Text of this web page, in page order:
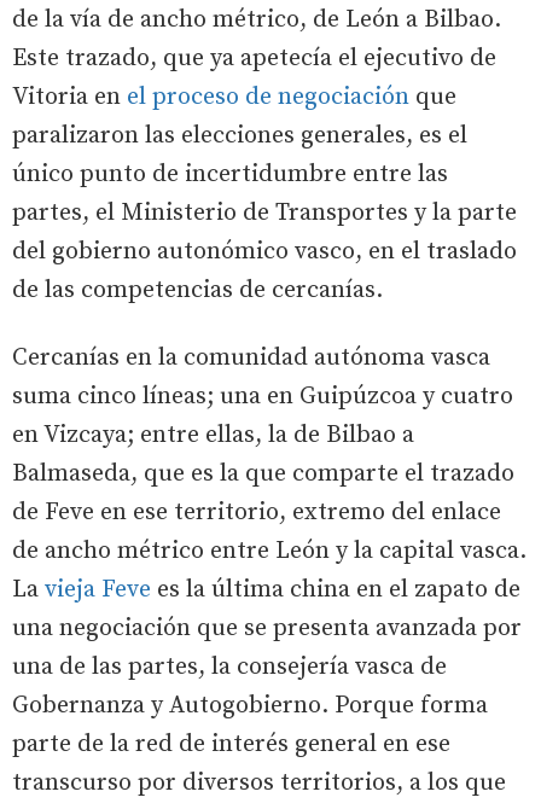
de la vía de ancho métrico, de León a Bilbao.
Este trazado, que ya apetecía el ejecutivo de
Vitoria en el proceso de negociación que
paralizaron las elecciones generales, es el
único punto de incertidumbre entre las
partes, el Ministerio de Transportes y la parte
del gobierno autonómico vasco, en el traslado
de las competencias de cercanías.
Cercanías en la comunidad autónoma vasca
suma cinco líneas; una en Guipúzcoa y cuatro
en Vizcaya; entre ellas, la de Bilbao a
Balmaseda, que es la que comparte el trazado
de Feve en ese territorio, extremo del enlace
de ancho métrico entre León y la capital vasca.
La vieja Feve es la última china en el zapato de
una negociación que se presenta avanzada por
una de las partes, la consejería vasca de
Gobernanza y Autogobierno. Porque forma
parte de la red de interés general en ese
transcurso por diversos territorios, a los que